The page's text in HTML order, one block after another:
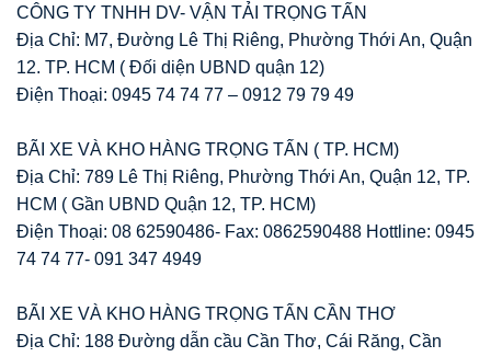
CÔNG TY TNHH DV- VẬN TẢI TRỌNG TẤN
Địa Chỉ: M7, Đường Lê Thị Riêng, Phường Thới An, Quận
12. TP. HCM ( Đối diện UBND quận 12)
Điện Thoại: 0945 74 74 77 – 0912 79 79 49
BÃI XE VÀ KHO HÀNG TRỌNG TẤN ( TP. HCM)
Địa Chỉ: 789 Lê Thị Riêng, Phường Thới An, Quận 12, TP.
HCM ( Gần UBND Quận 12, TP. HCM)
Điện Thoại: 08 62590486- Fax: 0862590488 Hottline: 0945
74 74 77- 091 347 4949
BÃI XE VÀ KHO HÀNG TRỌNG TẤN CẦN THƠ
Địa Chỉ: 188 Đường dẫn cầu Cần Thơ, Cái Răng, Cần